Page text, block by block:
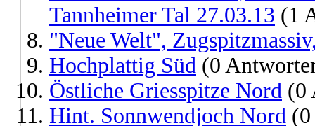
Tannheimer Tal 27.03.13 (1
"Neue Welt",
Hochplattig Süd (0
Östliche Griesspitze Nord (0
Hint. Sonnwendjoch Nord